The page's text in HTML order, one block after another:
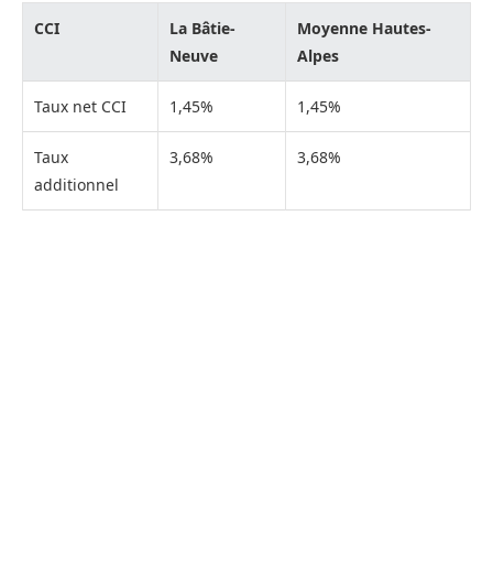
CCI
La Bâtie-
Neuve
Moyenne Hautes-
Alpes
Taux net CCI 1,45% 1,45%
Taux
additionnel
3,68% 3,68%